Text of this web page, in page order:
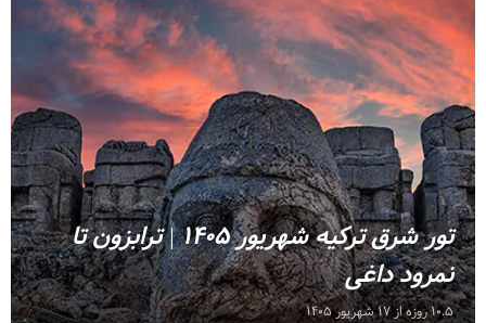
تور شرق ترکیه شهریور 1405 | ترابزون تا
نمرود داغی
10.5 روزه از 17 شهریور 1405